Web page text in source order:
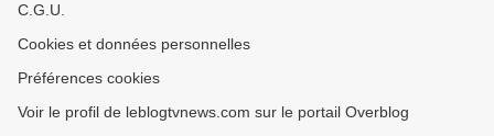
C.G.U.
Cookies et données personnelles
Préférences cookies
Voir le profil de leblogtvnews.com sur le portail Overblog